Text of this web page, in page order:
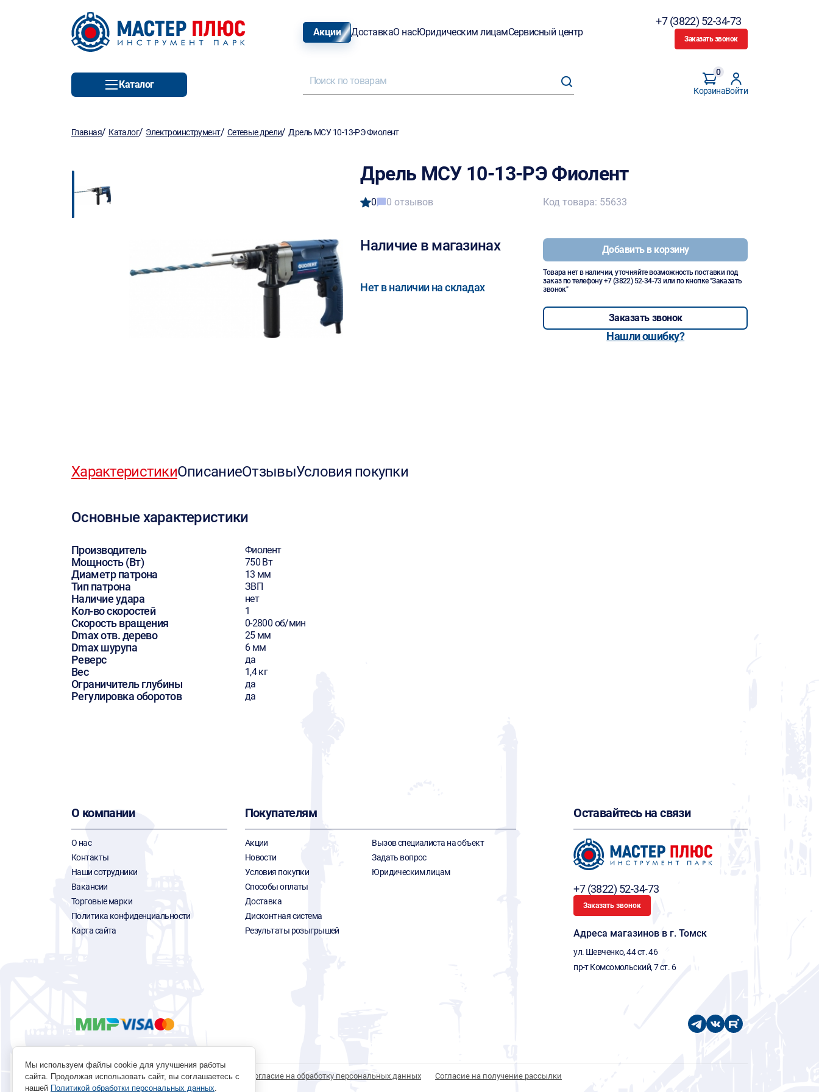
Акции ДоставкаО насЮридическим лицамСервисный центр
+7 (3822) 52-34-73
Заказать звонок
Каталог
Корзина
0
Войти
Главная/ Каталог/ Электроинструмент/ Сетевые дрели/Дрель МСУ 10-13-РЭ Фиолент
Дрель МСУ 10-13-РЭ Фиолент
0 0 отзывов
Наличие в магазинах
Нет в наличии на складах
Код товара: 55633
Добавить в корзину
Товара нет в наличии, уточняйте возможность поставки под
заказ по телефону+7 (3822) 52-34-73 или по кнопке "Заказать
звонок"
Заказать звонок
Нашли ошибку?
ХарактеристикиОписаниеОтзывыУсловия покупки
Основные характеристики
Производитель Фиолент
Мощность (Вт) 750 Вт
Диаметр патрона 13 мм
Тип патрона ЗВП
Наличие удара нет
Кол-во скоростей 1
Скорость вращения 0-2800 об/мин
Dmax отв. дерево 25 мм
Dmax шурупа 6 мм
Реверс да
Вес 1,4 кг
Ограничитель глубины да
Регулировка оборотов да
О компании
О нас
Контакты
Наши сотрудники
Вакансии
Торговые марки
Политика конфиденциальности
Карта сайта
Покупателям
Акции
Новости
Условия покупки
Способы оплаты
Доставка
Дисконтная система
Результаты розыгрышей
Вызов специалиста на объект
Задать вопрос
Юридическим лицам
Оставайтесь на связи
+7 (3822) 52-34-73
Заказать звонок
Адреса магазинов в г. Томск
ул. Шевченко, 44 ст. 46
пр-т Комсомольский, 7 ст. 6
Политика обработки персональных данных Согласие на обработку персональных данных Согласие на получение рассылки
Мы используем файлы cookie для улучшения работы
сайта. Продолжая использовать сайт, вы соглашаетесь с
нашей Политикой обработки персональных данных.